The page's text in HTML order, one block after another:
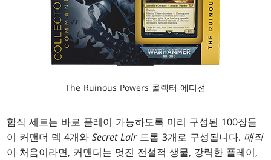
The Ruinous Powers 콜렉터 에디션
합작 세트는 바로 플레이 가능하도록 미리 구성된 100장들
이 커맨더 덱 4개와Secret Lair드롭 3개로 구성됩니다. 매직
이 처음이라면, 커맨더는 멋진 전설적 생물, 강력한 플레이,